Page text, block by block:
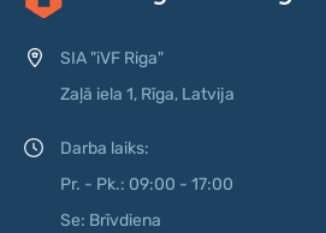
SIA "iVF Riga"
Zaļā iela 1, Rīga, Latvija
Darba laiks:
Pr. - Pk.: 09:00 - 17:00
Se: Brīvdiena